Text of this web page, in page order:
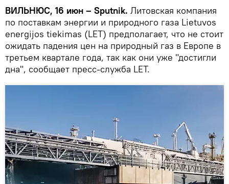
ВИЛЬНЮС, 16 июн – Sputnik. Литовская компания
по поставкам энергии и природного газа Lietuvos
energijos tiekimas (LET) предполагает, что не стоит
ожидать падения цен на природный газ в Европе в
третьем квартале года, так как они уже "достигли
дна", сообщает пресс-служба LET.